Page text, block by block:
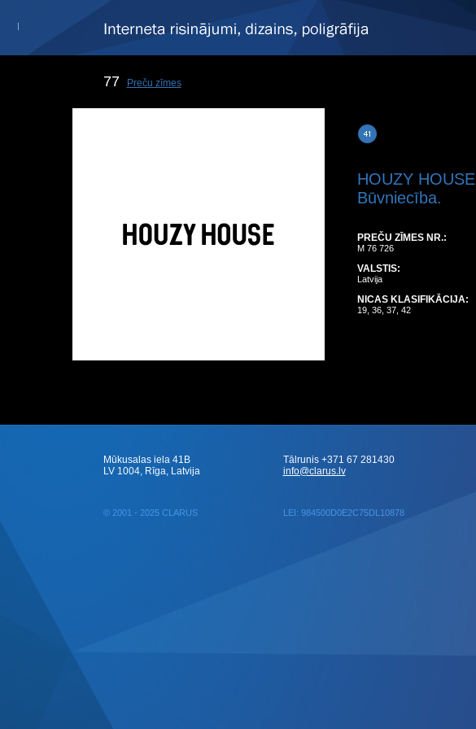
77 Preču zīmes
HOUZY HOUSE
Būvniecība.
PREČU ZĪMES NR.:
M 76 726
VALSTIS:
Latvija
NICAS KLASIFIKĀCIJA:
19, 36, 37, 42
Mūkusalas iela 41B
LV 1004, Rīga, Latvija
© 2001 - 2025 CLARUS LEI: 984500D0E2C75DL10878
Tālrunis +371 67 281430
info@clarus.lv